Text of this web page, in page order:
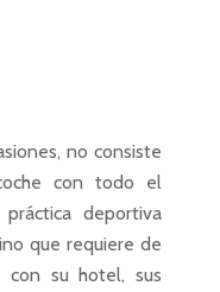
no consiste
con todo el
deportiva
que requiere de
con su hotel, sus